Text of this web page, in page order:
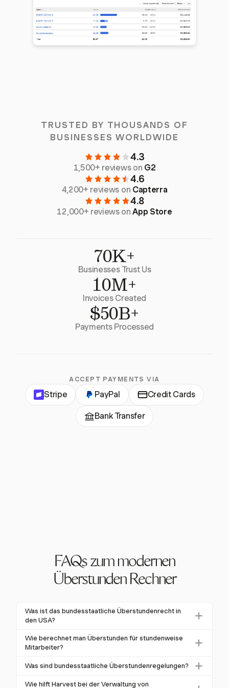
TRUSTED BY THOUSANDS OF
BUSINESSES WORLDWIDE
4.3
1,500+ reviews on G2
4.6
4,200+ reviews on Capterra
4.8
12,000+ reviews onApp Store
70K+
Businesses Trust Us
10M+
Invoices Created
$50B+
Payments Processed
ACCEPT PAYMENTS VIA
Stripe PayPal Credit Cards
Bank Transfer
FAQs zum modernen
Überstunden Rechner
Was ist das bundesstaatliche Überstundenrecht in
den USA?
Das Fair Labor Standards Act (FLSA) regelt die
bundesstaatlichen Überstundenregelungen in den
dass sie 1,5-faches ihres regulären Lohns für Stunden
erhalten, die über 40 in einer Arbeitswoche
Wie berechnet man Überstunden für stundenweise
Mitarbeiter?
Um Überstunden für stundenweise Mitarbeiter zu
geleisteten Stunden in einer Woche. Ziehen Sie 40
Was sind bundesstaatliche Überstundenregelungen?
Einige Bundesstaaten haben zusätzliche
Wie hilft Harvest bei der Verwaltung von